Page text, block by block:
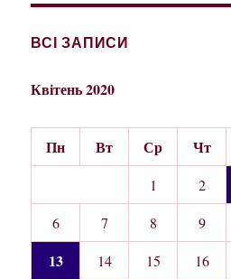
ВСІ ЗАПИСИ
Квітень 2020
Пн Вт Ср Чт
1 2
6 7 8 9
13 14 15 16